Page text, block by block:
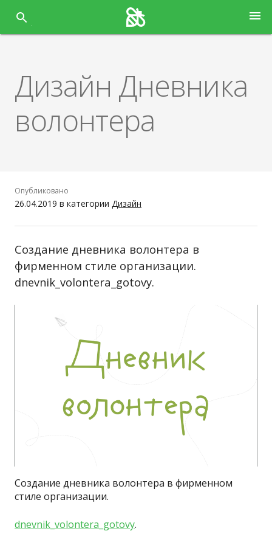
содержанию
menu
Дизайн Дневника
волонтера
Опубликовано
26.04.2019 в категории Дизайн
Создание дневника волонтера в
фирменном стиле организации.
dnevnik_volontera_gotovy.
Создание дневника волонтера в фирменном
стиле организации.
dnevnik_volontera_gotovy.